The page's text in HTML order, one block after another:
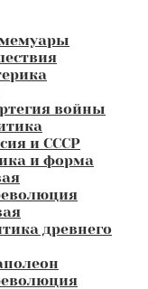
войны
и СССР
и форма
древнего